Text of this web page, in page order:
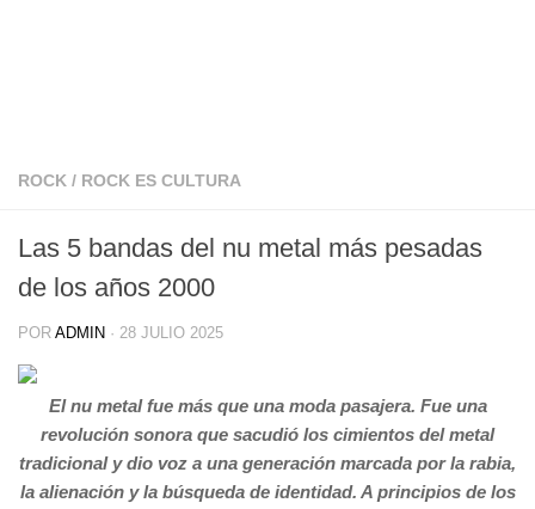
ROCK / ROCK ES CULTURA
Las 5 bandas del nu metal más pesadas
de los años 2000
POR ADMIN · 28 JULIO 2025
El nu metal fue más que una moda pasajera. Fue una
revolución sonora que sacudió los cimientos del metal
tradicional y dio voz a una generación marcada por la rabia,
la alienación y la búsqueda de identidad. A principios de los